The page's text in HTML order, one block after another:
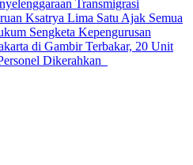
Transmigrasi
Ksatrya Lima Satu Ajak Semua
Sengketa Kepengurusan
di Gambir Terbakar, 20 Unit
Dikerahkan